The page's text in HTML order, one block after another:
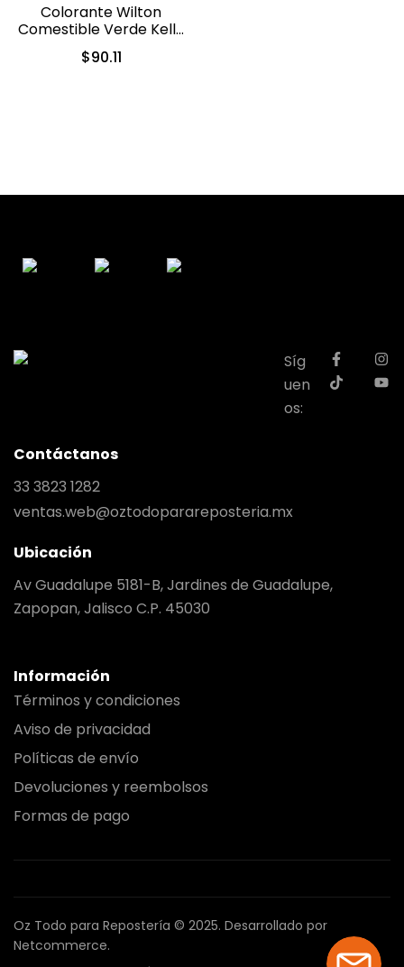
Colorante Wilton
Comestible Verde Kelly
28.3gr. (04-0-0046)
$90.11
Síg
uen
os:
Contáctanos
33 3823 1282
ventas.web@oztodoparareposteria.mx
Ubicación
Av Guadalupe 5181-B, Jardines de Guadalupe,
Zapopan, Jalisco C.P. 45030
Información
Términos y condiciones
Aviso de privacidad
Políticas de envío
Devoluciones y reembolsos
Formas de pago
Oz Todo para Repostería © 2025. Desarrollado por
Netcommerce.